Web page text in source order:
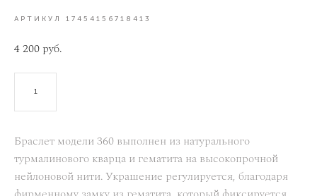
АРТИКУЛ 17454156718413
4 200 pуб.
Браслет модели 360 выполнен из натурального
турмалинового кварца и гематита на высокопрочной
нейлоновой нити. Украшение регулируется, благодаря